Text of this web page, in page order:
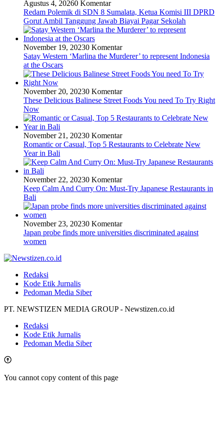
Agustus 4, 20260 Komentar
Redam Polemik di SDN 8 Sumalata, Ketua Komisi III DPRD
Gorut Ambil Tanggung Jawab Biayai Pagar Sekolah
November 19, 20230 Komentar
Satay Western ‘Marlina the Murderer’ to represent Indonesia
at the Oscars
November 20, 20230 Komentar
These Delicious Balinese Street Foods You need To Try Right
Now
November 21, 20230 Komentar
Romantic or Casual, Top 5 Restaurants to Celebrate New
Year in Bali
November 22, 20230 Komentar
Keep Calm And Curry On: Must-Try Japanese Restaurants in
Bali
November 23, 20230 Komentar
Japan probe finds more universities discriminated against
women
Redaksi
Kode Etik Jurnalis
Pedoman Media Siber
PT. NEWSTIZEN MEDIA GROUP - Newstizen.co.id
Redaksi
Kode Etik Jurnalis
Pedoman Media Siber
You cannot copy content of this page